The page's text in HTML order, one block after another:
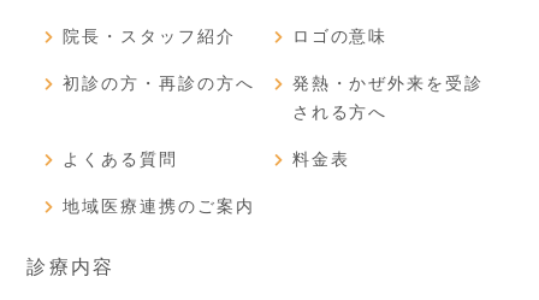
院長・スタッフ紹介 ロゴの意味
初診の方・再診の方へ
発熱・かぜ外来を受診
される方へ
よくある質問 料金表
地域医療連携のご案内
診療内容